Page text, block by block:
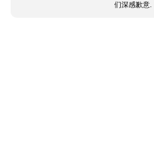
们深感歉意.